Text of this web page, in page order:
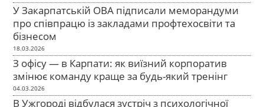
У Закарпатській ОВА підписали меморандуми
про співпрацю із закладами профтехосвіти та
бізнесом
18.03.2026
З офісу — в Карпати: як виїзний корпоратив
змінює команду краще за будь-який тренінг
04.03.2026
В Ужгороді відбулася зустріч з психологічної